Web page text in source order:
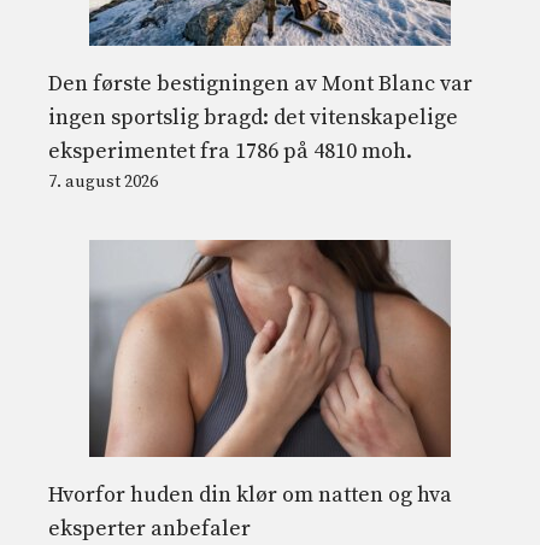
Den første bestigningen av Mont Blanc var
ingen sportslig bragd: det vitenskapelige
eksperimentet fra 1786 på 4810 moh.
7. august 2026
Hvorfor huden din klør om natten og hva
eksperter anbefaler